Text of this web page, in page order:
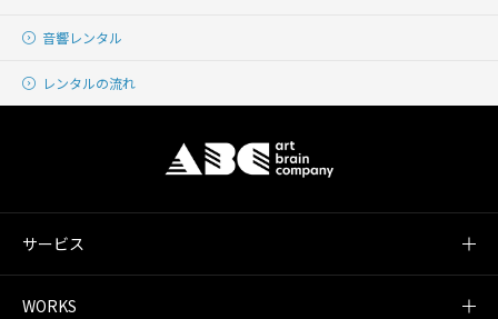
音響レンタル
レンタルの流れ
サービス
WORKS